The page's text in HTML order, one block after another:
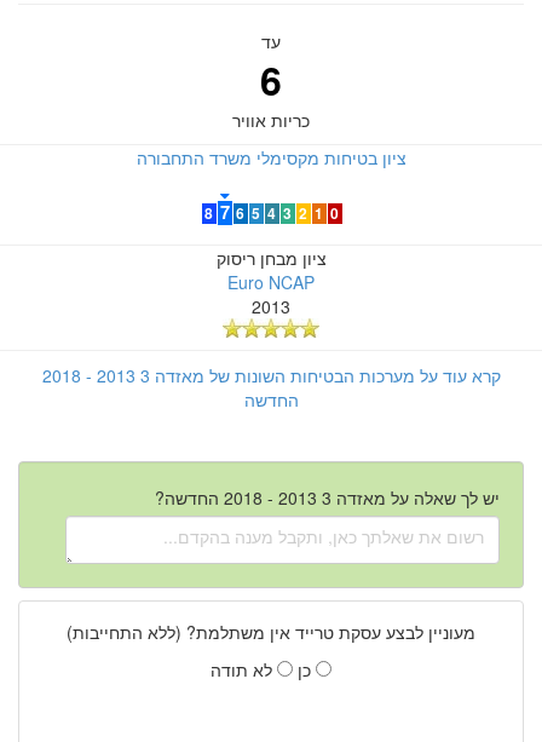
עד
6
כריות אוויר
ציון בטיחות מקסימלי משרד התחבורה
0
1
2
3
4
5
6
7
8
ציון מבחן ריסוק
Euro NCAP
2013
קרא עוד על מערכות הבטיחות השונות של מאזדה 3 2013 - 2018
החדשה
יש לך שאלה על מאזדה 3 2013 - 2018 החדשה?
מעוניין לבצע עסקת טרייד אין משתלמת? (ללא התחייבות)
כן
לא תודה